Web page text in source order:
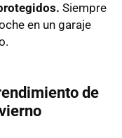
Siempre
en un garaje
de